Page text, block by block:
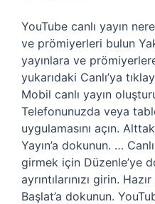
YouTube canlı yayın
ve prömiyerleri bulun
yayınlara ve
yukarıdaki Canlı’ya
Mobil canlı yayın
Telefonunuzda veya
uygulamasını açın.
Yayın’a dokunun. … Canlı
girmek için Düzenle’ye
ayrıntılarınızı girin.
Başlat’a dokunun.